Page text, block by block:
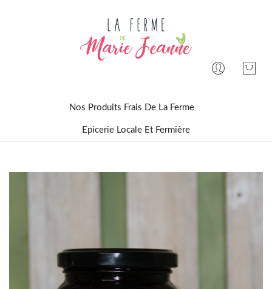
Nos Produits Frais De La Ferme
Epicerie Locale Et Fermière